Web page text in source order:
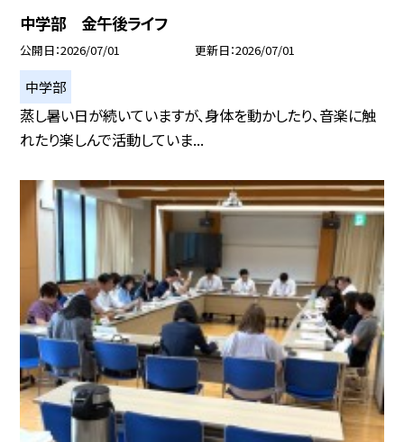
中学部 金午後ライフ
公開日 2026/07/01 更新日 2026/07/01
中学部
蒸し暑い日が続いていますが、身体を動かしたり、音楽に触
れたり楽しんで活動していま...